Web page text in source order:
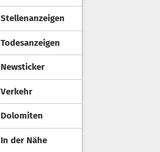
Stellenanzeigen
Todesanzeigen
Newsticker
Verkehr
Dolomiten
In der Nähe